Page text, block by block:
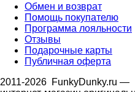
Обмен и возврат
Помощь покупателю
Программа лояльности
Отзывы
Подарочные карты
Публичная оферта
2011-2026 FunkyDunky.ru —